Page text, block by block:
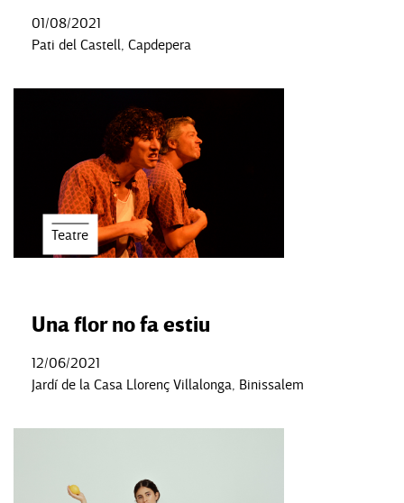
01/08/2021
Pati del Castell, Capdepera
Teatre
Una flor no fa estiu
12/06/2021
Jardí de la Casa Llorenç Villalonga, Binissalem